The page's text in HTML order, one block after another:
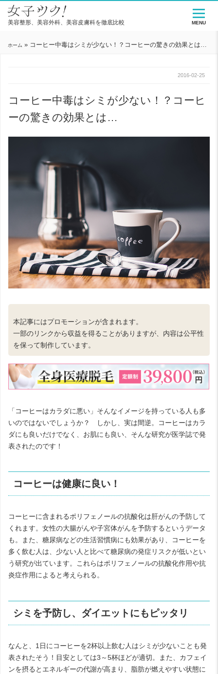
美容整形、美容外科、美容皮膚科を徹底比較
ホーム » コーヒー中毒はシミが少ない！？コーヒーの驚きの効果とは…
2016-02-25
コーヒー中毒はシミが少ない！？コーヒ
ーの驚きの効果とは…
本記事にはプロモーションが含まれます。
一部のリンクから収益を得ることがありますが、内容は公平性
を保って制作しています。
「コーヒーはカラダに悪い」そんなイメージを持っている人も多
いのではないでしょうか？ しかし、実は間逆。コーヒーはカラ
ダにも良いだけでなく、お肌にも良い、そんな研究が医学誌で発
表されたのです！
コーヒーは健康に良い！
コーヒーに含まれるポリフェノールの抗酸化は肝がんの予防して
くれます。女性の大腸がんや子宮体がんを予防するというデータ
も。また、糖尿病などの生活習慣病にも効果があり、コーヒーを
多く飲む人は、少ない人と比べて糖尿病の発症リスクが低いとい
う研究が出ています。これらはポリフェノールの抗酸化作用や抗
炎症作用によると考えられる。
シミを予防し、ダイエットにもピッタリ
なんと、1日にコーヒーを2杯以上飲む人はシミが少ないことも発
表されたそう！目安としては3～5杯ほどが適切。また、カフェイ
ンを摂るとエネルギーの代謝が高まり、脂肪が燃えやすい状態に
MENU